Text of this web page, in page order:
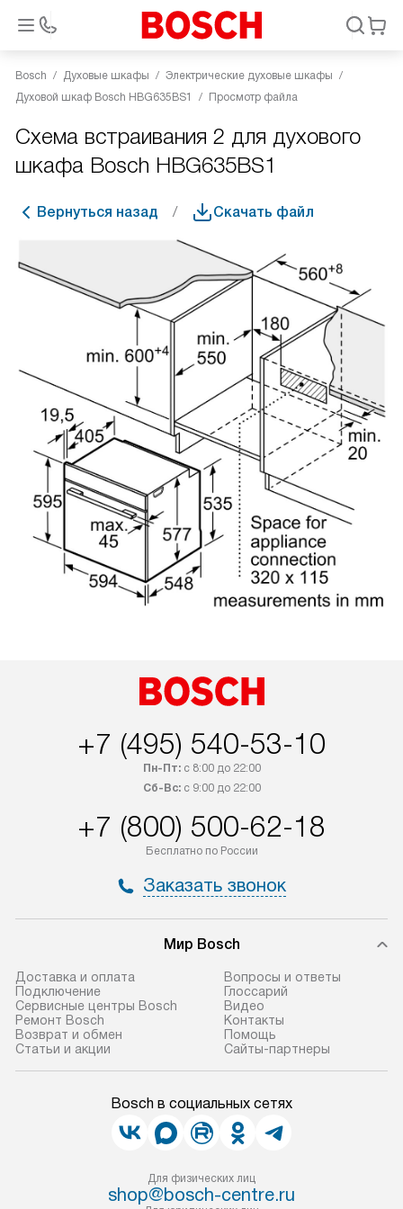
Bosch Духовые шкафы
Электрические духовые шкафы
Духовой шкаф Bosch HBG635BS1
Просмотр файла
Схема встраивания 2 для духового
шкафа Bosch HBG635BS1
Вернуться назад Скачать файл
+7 (495) 540-53-10
Пн-Пт:с 8:00 до 22:00
Сб-Вс:с 9:00 до 22:00
+7 (800) 500-62-18
Бесплатно по России
Заказать звонок
Мир Bosch
Доставка и оплата
Подключение
Сервисные центры Bosch
Ремонт Bosch
Возврат и обмен
Статьи и акции
Вопросы и ответы
Глоссарий
Видео
Контакты
Помощь
Сайты-партнеры
Bosch в социальных сетях
Для физических лиц
shop@bosch-centre.ru